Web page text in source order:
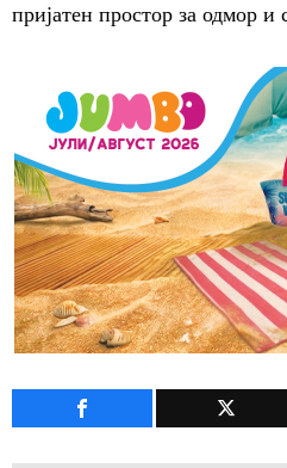
пријатен простор за одмор и